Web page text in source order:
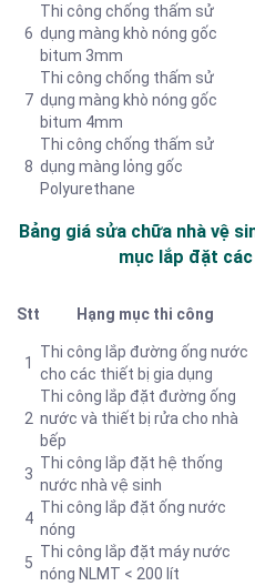
6
Thi công chống thấm sử
dụng màng khò nóng gốc
bitum 3mm
7
Thi công chống thấm sử
dụng màng khò nóng gốc
bitum 4mm
8
Thi công chống thấm sử
dụng màng lỏng gốc
Polyurethane
Bảng giá sửa chữa nhà vệ
mục lắp đặt
Stt Hạng mục thi công
1
Thi công lắp đường ống nước
cho các thiết bị gia dụng
2
Thi công lắp đặt đường ống
nước và thiết bị rửa cho nhà
bếp
3
Thi công lắp đặt hệ thống
nước nhà vệ sinh
4
Thi công lắp đặt ống nước
nóng
5
Thi công lắp đặt máy nước
nóng NLMT < 200 lít